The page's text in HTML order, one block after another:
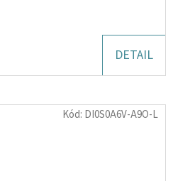
DETAIL
Kód: DI0S0A6V-A9O-L